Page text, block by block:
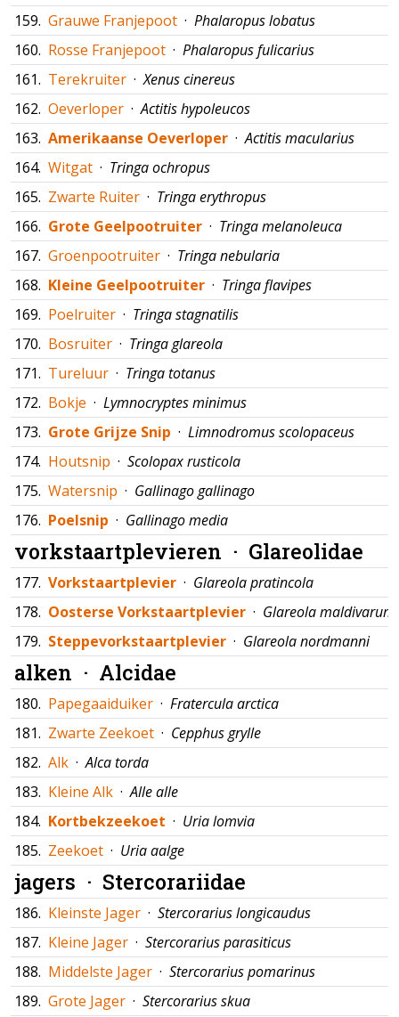
159. Grauwe Franjepoot · Phalaropus lobatus
160. Rosse Franjepoot · Phalaropus fulicarius
161. Terekruiter ·Xenus cinereus
162. Oeverloper ·Actitis hypoleucos
163. Amerikaanse Oeverloper ·Actitis macularius
164. Witgat · Tringa ochropus
165. Zwarte Ruiter · Tringa erythropus
166. Grote Geelpootruiter · Tringa melanoleuca
167. Groenpootruiter · Tringa nebularia
168. Kleine Geelpootruiter · Tringa flavipes
169. Poelruiter · Tringa stagnatilis
170. Bosruiter · Tringa glareola
171. Tureluur · Tringa totanus
172. Bokje · Lymnocryptes minimus
173. Grote Grijze Snip · Limnodromus scolopaceus
174. Houtsnip · Scolopax rusticola
175. Watersnip · Gallinago gallinago
176. Poelsnip · Gallinago media
vorkstaartplevieren · Glareolidae
177. Vorkstaartplevier · Glareola pratincola
178. Oosterse Vorkstaartplevier · Glareola maldivarum
179. Steppevorkstaartplevier · Glareola nordmanni
alken · Alcidae
180. Papegaaiduiker · Fratercula arctica
181. Zwarte Zeekoet · Cepphus grylle
182. Alk ·Alca torda
183. Kleine Alk ·Alle alle
184. Kortbekzeekoet · Uria lomvia
185. Zeekoet · Uria aalge
jagers · Stercorariidae
186. Kleinste Jager · Stercorarius longicaudus
187. Kleine Jager · Stercorarius parasiticus
188. Middelste Jager · Stercorarius pomarinus
189. Grote Jager · Stercorarius skua